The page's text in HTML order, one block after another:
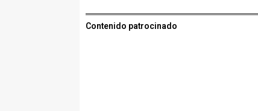
Contenido patrocinado